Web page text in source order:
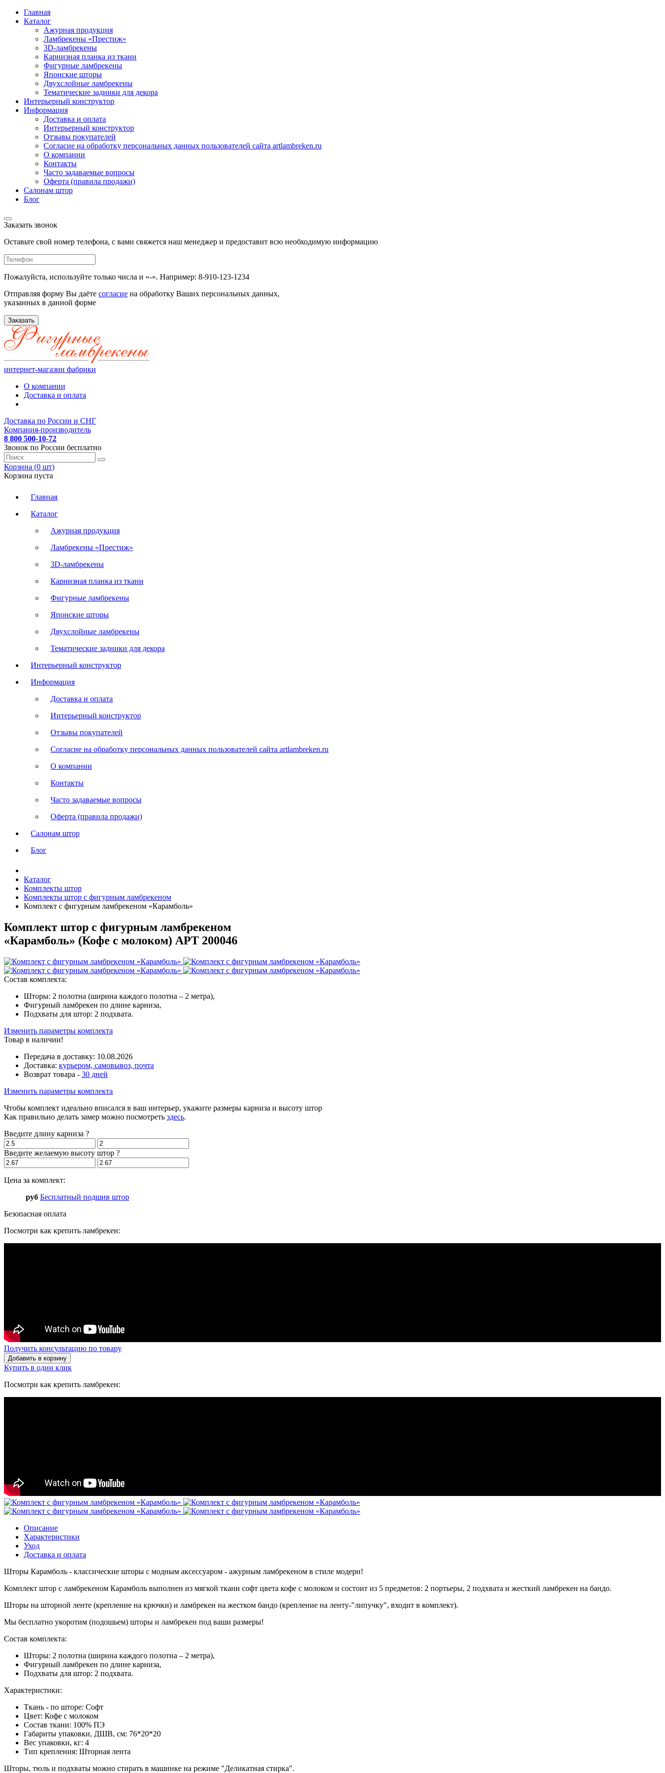
Главная
Каталог
Ажурная продукция
Ламбрекены «Престиж»
3D-ламбрекены
Карнизная планка из ткани
Фигурные ламбрекены
Японские шторы
Двухслойные ламбрекены
Тематические задники для декора
Интерьерный конструктор
Информация
Доставка и оплата
Интерьерный конструктор
Отзывы покупателей
Согласие на обработку персональных данных пользователей сайта artlambreken.ru
О компании
Контакты
Часто задаваемые вопросы
Оферта (правила продажи)
Салонам штор
Блог
Заказать звонок
Оставьте свой номер телефона, с вами свяжется наш менеджер и предоставит всю необходимую информацию
Пожалуйста, используйте только числа и «-». Например: 8-910-123-1234
Отправляя форму Вы даёте согласие на обработку Ваших персональных данных,
указанных в данной форме
Заказать
интернет-магазин фабрики
О компании
Доставка и оплата
Доставка по России и СНГ
Компания-производитель
8 800 500-10-72
Звонок по России бесплатно
Корзина (0 шт)
Корзина пуста
Главная
Каталог
Ажурная продукция
Ламбрекены «Престиж»
3D-ламбрекены
Карнизная планка из ткани
Фигурные ламбрекены
Японские шторы
Двухслойные ламбрекены
Тематические задники для декора
Интерьерный конструктор
Информация
Доставка и оплата
Интерьерный конструктор
Отзывы покупателей
Согласие на обработку персональных данных пользователей сайта artlambreken.ru
О компании
Контакты
Часто задаваемые вопросы
Оферта (правила продажи)
Салонам штор
Блог
Каталог
Комплекты штор
Комплекты штор с фигурным ламбрекеном
Комплект с фигурным ламбрекеном «Карамболь»
Комплект штор c фигурным ламбрекеном
«Карамболь» (Кофе с молоком) АРТ 200046
Состав комплекта:
Шторы: 2 полотна (ширина каждого полотна – 2 метра),
Фигурный ламбрекен по длине карниза,
Подхваты для штор: 2 подхвата.
Изменить параметры комплекта
Товар в наличии!
Передача в доставку: 10.08.2026
Доставка: курьером, самовывоз, почта
Возврат товара - 30 дней
Изменить параметры комплекта
Чтобы комплект идеально вписался в ваш интерьер, укажите размеры карниза и высоту штор
Как правильно делать замер можно посмотреть здесь.
Введите длину карниза ?
Введите желаемую высоту штор ?
Цена за комплект:
руб Бесплатный подшив штор
Безопасная оплата
Посмотри как крепить ламбрекен:
Получить консультацию по товару
Добавить в корзину
Купить в один клик
Посмотри как крепить ламбрекен:
Описание
Характеристики
Уход
Доставка и оплата
Шторы Карамболь - классические шторы с модным аксессуаром - ажурным ламбрекеном в стиле модерн!
Комплект штор с ламбрекеном Карамболь выполнен из мягкой ткани софт цвета кофе с молоком и состоит из 5 предметов: 2 портьеры, 2 подхвата и жесткий ламбрекен на бандо.
Шторы на шторной ленте (крепление на крючки) и ламбрекен на жестком бандо (крепление на ленту-"липучку", входит в комплект).
Мы бесплатно укоротим (подошьем) шторы и ламбрекен под ваши размеры!
Состав комплекта:
Шторы: 2 полотна (ширина каждого полотна – 2 метра),
Фигурный ламбрекен по длине карниза,
Подхваты для штор: 2 подхвата.
Характеристики:
Ткань - по шторе: Софт
Цвет: Кофе с молоком
Состав ткани: 100% ПЭ
Габариты упаковки, ДШВ, см: 76*20*20
Вес упаковки, кг: 4
Тип крепления: Шторная лента
Шторы, тюль и подхваты можно стирать в машинке на режиме "Деликатная стирка".